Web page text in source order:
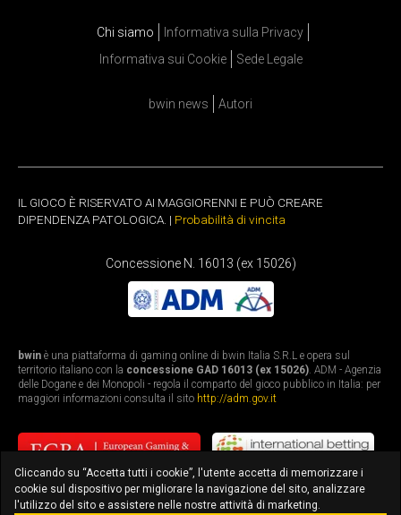
Chi siamo
Informativa sulla Privacy
Informativa sui Cookie
Sede Legale
bwin news Autori
IL GIOCO È RISERVATO AI MAGGIORENNI E PUÒ CREARE
DIPENDENZA PATOLOGICA. | Probabilità di vincita
Concessione N. 16013 (ex 15026)
bwin è una piattaforma di gaming online di bwin Italia S.R.L e opera sul
territorio italiano con la concessione GAD 16013 (ex 15026). ADM - Agenzia
delle Dogane e dei Monopoli - regola il comparto del gioco pubblico in Italia: per
maggiori informazioni consulta il sito http://adm.gov.it
Cliccando su “Accetta tutti i cookie”, l'utente accetta di memorizzare i
cookie sul dispositivo per migliorare la navigazione del sito, analizzare
l'utilizzo del sito e assistere nelle nostre attività di marketing.